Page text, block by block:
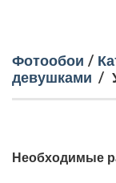
Фотообои /
девушками /
Необходимые